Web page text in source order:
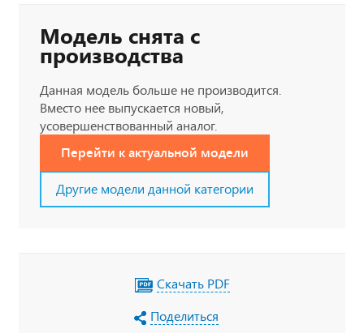
Модель снята с
производства
Данная модель больше не производится.
Вместо нее выпускается новый,
усовершенствованный аналог.
Перейти к актуальной модели
Другие модели данной категории
Скачать PDF
Поделиться